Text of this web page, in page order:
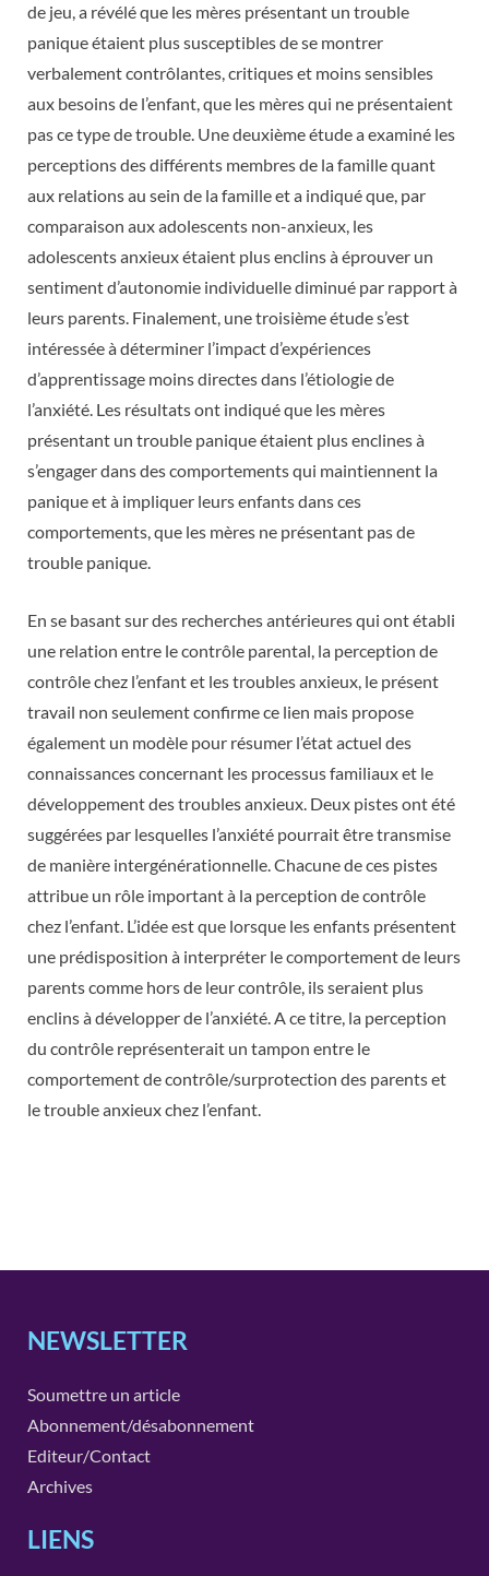
de jeu, a révélé que les mères présentant un trouble
panique étaient plus susceptibles de se montrer
verbalement contrôlantes, critiques et moins sensibles
aux besoins de l’enfant, que les mères qui ne présentaient
pas ce type de trouble. Une deuxième étude a examiné les
perceptions des différents membres de la famille quant
aux relations au sein de la famille et a indiqué que, par
comparaison aux adolescents non-anxieux, les
adolescents anxieux étaient plus enclins à éprouver un
sentiment d’autonomie individuelle diminué par rapport à
leurs parents. Finalement, une troisième étude s’est
intéressée à déterminer l’impact d’expériences
d’apprentissage moins directes dans l’étiologie de
l’anxiété. Les résultats ont indiqué que les mères
présentant un trouble panique étaient plus enclines à
s’engager dans des comportements qui maintiennent la
panique et à impliquer leurs enfants dans ces
comportements, que les mères ne présentant pas de
trouble panique.
En se basant sur des recherches antérieures qui ont établi
une relation entre le contrôle parental, la perception de
contrôle chez l’enfant et les troubles anxieux, le présent
travail non seulement confirme ce lien mais propose
également un modèle pour résumer l’état actuel des
connaissances concernant les processus familiaux et le
développement des troubles anxieux. Deux pistes ont été
suggérées par lesquelles l’anxiété pourrait être transmise
de manière intergénérationnelle. Chacune de ces pistes
attribue un rôle important à la perception de contrôle
chez l’enfant. L’idée est que lorsque les enfants présentent
une prédisposition à interpréter le comportement de leurs
parents comme hors de leur contrôle, ils seraient plus
enclins à développer de l’anxiété. A ce titre, la perception
du contrôle représenterait un tampon entre le
comportement de contrôle/surprotection des parents et
le trouble anxieux chez l’enfant.
NEWSLETTER
Soumettre un article
Abonnement/désabonnement
Editeur/Contact
Archives
LIENS